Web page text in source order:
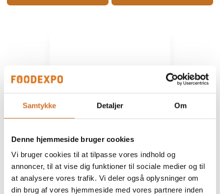
Samtykke Detaljer Om
Denne hjemmeside bruger cookies
Vi bruger cookies til at tilpasse vores indhold og
annoncer, til at vise dig funktioner til sociale medier og til
at analysere vores trafik. Vi deler også oplysninger om
din brug af vores hjemmeside med vores partnere inden
Eventet er oprettet af:
Stellini Kaffe ApS